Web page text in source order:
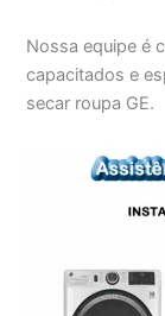
Nossa equipe é
capacitados e
secar roupa GE.